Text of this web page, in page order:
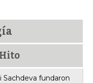
Hito
Sachdeva fundaron